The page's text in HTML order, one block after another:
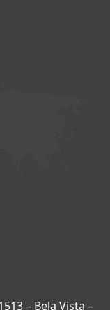
– Bela Vista –